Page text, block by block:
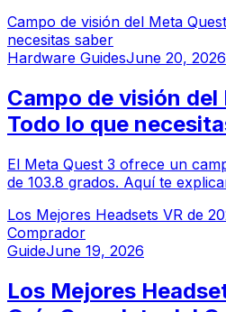
definitiva para el headset de
Meta.
Campo de visión del Meta
necesitas saber
Hardware GuidesJune 20, 2026
Campo de visión
Todo lo que
El Meta Quest 3 ofrece un
de 103.8 grados. Aquí te
crucial para la inmersión en VR.
Los Mejores Headsets VR de
Comprador
GuideJune 19, 2026
Los Mejores